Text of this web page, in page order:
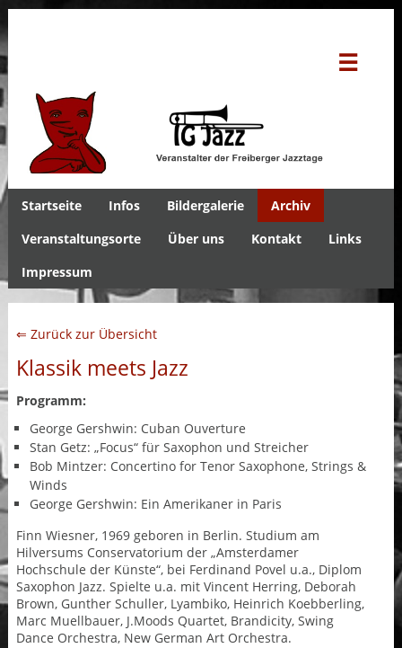
☰
Startseite Infos Bildergalerie
Archiv
Veranstaltungsorte
Über uns Kontakt
Links
Impressum
⇐ Zurück zur Übersicht
Klassik meets Jazz
Programm:
George Gershwin: Cuban Ouverture
Stan Getz: „Focus“ für Saxophon und Streicher
Bob Mintzer: Concertino for Tenor Saxophone, Strings &
Winds
George Gershwin: Ein Amerikaner in Paris
Finn Wiesner, 1969 geboren in Berlin. Studium am
Hilversums Conservatorium der „Amsterdamer
Hochschule der Künste“, bei Ferdinand Povel u.a., Diplom
Saxophon Jazz. Spielte u.a. mit Vincent Herring, Deborah
Brown, Gunther Schuller, Lyambiko, Heinrich Koebberling,
Marc Muellbauer, J.Moods Quartet, Brandicity, Swing
Dance Orchestra, New German Art Orchestra.